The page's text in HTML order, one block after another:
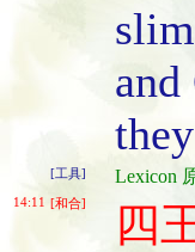
and
[工具] Lexicon
14:11 [和合] 四